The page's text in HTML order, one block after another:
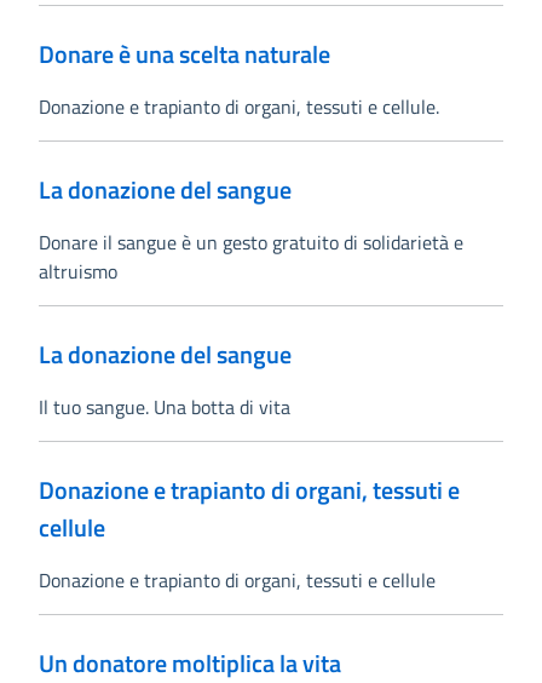
Donare è una scelta naturale
Donazione e trapianto di organi, tessuti e cellule.
La donazione del sangue
Donare il sangue è un gesto gratuito di solidarietà e
altruismo
La donazione del sangue
Il tuo sangue. Una botta di vita
Donazione e trapianto di organi, tessuti e
cellule
Donazione e trapianto di organi, tessuti e cellule
Un donatore moltiplica la vita